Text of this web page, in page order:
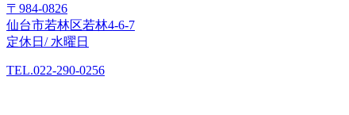
〒984-0826
仙台市若林区若林4-6-7
定休日/ 水曜日
TEL.022-290-0256